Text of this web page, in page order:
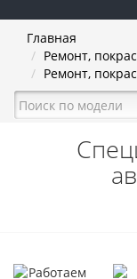
Главная
Ремонт,
Ремонт,